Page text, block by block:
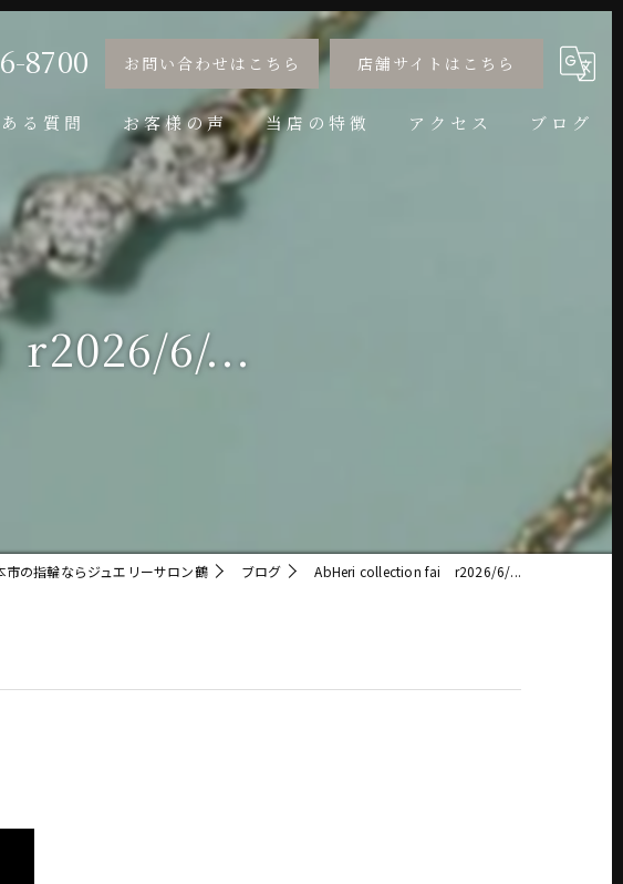
8700 お問い合わせはこちら 店舗サイトはこちら
る質問 お客様の声 当店の特徴 アクセス ブログ
6/...
市の指輪ならジュエリーサロン鶴 ブログ AbHeri collection fai r2026/6/...